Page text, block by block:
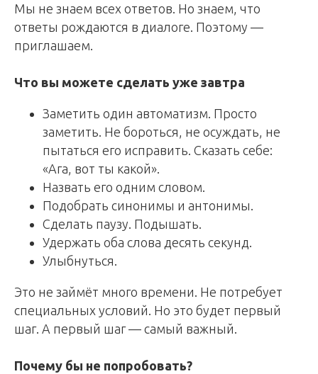
Мы не знаем всех ответов. Но знаем, что
ответы рождаются в диалоге. Поэтому —
приглашаем.
Что вы можете сделать уже завтра
Заметить один автоматизм. Просто
заметить. Не бороться, не осуждать, не
пытаться его исправить. Сказать себе:
«Ага, вот ты какой».
Назвать его одним словом.
Подобрать синонимы и антонимы.
Сделать паузу. Подышать.
Удержать оба слова десять секунд.
Улыбнуться.
Это не займёт много времени. Не потребует
специальных условий. Но это будет первый
шаг. А первый шаг — самый важный.
Почему бы не попробовать?